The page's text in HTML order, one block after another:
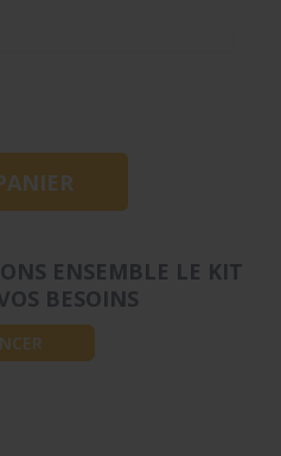
ENSEMBLE LE KIT
BESOINS